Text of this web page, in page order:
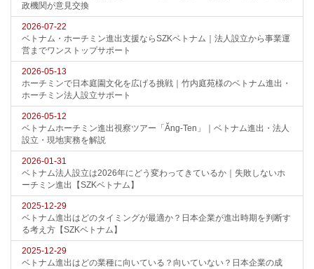
政機関が意見交換
2026-07-22
ベトナム・ホーチミン進出支援ならSZKベトナム｜法人設立から事業運
営までワンストップサポート
2026-05-13
ホーチミンで日本庭園文化を広げる挑戦｜竹内庭苑様のベトナム進出・
ホーチミン法人設立サポート
2026-05-12
ベトナムホーチミン進出視察ツアー「Ăng-Ten」｜ベトナム進出・法人
設立・現地実務を解説
2026-01-31
ベトナム法人設立は2026年にどう変わってきているか｜失敗しないホ
ーチミン進出【SZKベトナム】
2025-12-29
ベトナム進出はどのタイミングが最適か？日本企業が進出時期を判断す
る考え方【SZKベトナム】
2025-12-29
ベトナム進出はどの業種に向いている？向いていない？日本企業の成